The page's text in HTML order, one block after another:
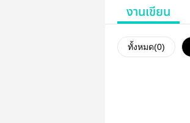
งานเขียน
ทั้งหมด(0)